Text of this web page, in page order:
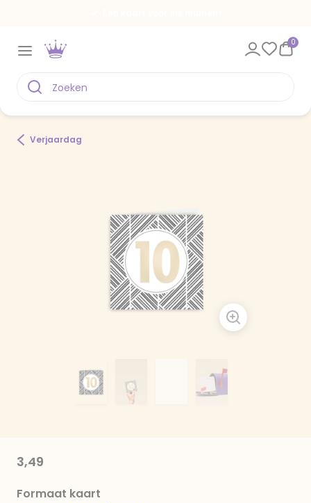
0
Verjaardag
3,49
Formaat kaart